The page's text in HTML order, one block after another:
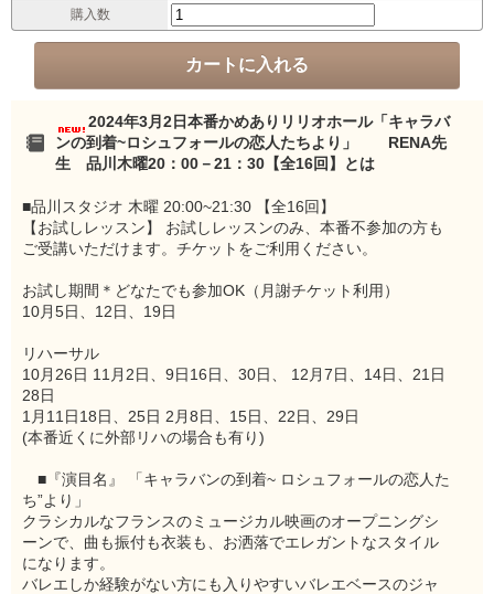
購入数
2024年3月2日本番かめありリリオホール「キャラバ
ンの到着~ロシュフォールの恋人たちより」 RENA先
生 品川木曜20：00－21：30【全16回】とは
■品川スタジオ 木曜 20:00~21:30 【全16回】
【お試しレッスン】 お試しレッスンのみ、本番不参加の方も
ご受講いただけます。チケットをご利用ください。
お試し期間＊どなたでも参加OK（月謝チケット利用）
10月5日、12日、19日
リハーサル
10月26日 11月2日、9日16日、30日、 12月7日、14日、21日
28日
1月11日18日、25日 2月8日、15日、22日、29日
(本番近くに外部リハの場合も有り)
■『演目名』 「キャラバンの到着~ ロシュフォールの恋人た
ち”より」
クラシカルなフランスのミュージカル映画のオープニングシ
ーンで、曲も振付も衣装も、お洒落でエレガントなスタイル
になります。
バレエしか経験がない方にも入りやすいバレエベースのジャ